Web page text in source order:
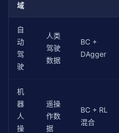
perf =
score +=
# 异常越少越好
outliers =
score -=
indices =
        top_n = max(
1,
return
policy =
final_score =
    print(
f"最终性能:
    print(
f"提升:
return policy
# 实际效果（MuJoCo 环境典型
# BC 初始性能: 1500 (达到
# 最终性能: 2200-2400 (超过
# 纯 RL 从零开始: 800-1200
域
自
动
驾
驶
人类
驾驶
数据
BC +
DAgger
机
器
人
操
遥操
作数
据
BC + RL
混合